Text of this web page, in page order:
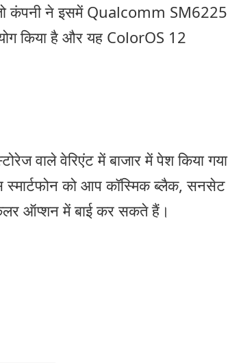
कंपनी ने इसमें Qualcomm SM6225
किया है और यह ColorOS 12
वाले वेरिएंट में बाजार में पेश किया गया
को आप कॉस्मिक ब्लैक, सनसेट
ऑप्शन में बाई कर सकते हैं।